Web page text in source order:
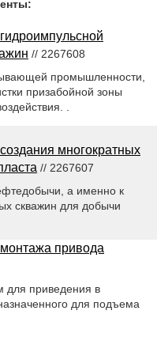
// 2267608
промышленности,
призабойной зоны
.
многократных
// 2267607
а именно к
скважин для добычи
привода
для приведения в
для подъема